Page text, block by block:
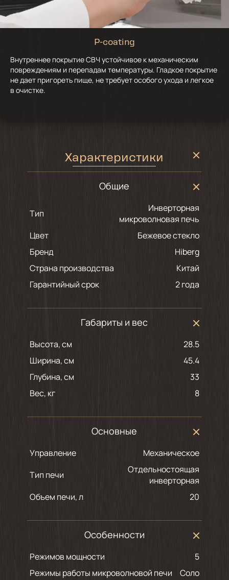
P-coating
Внутреннее покрытие СВЧ устойчивое к механическим
повреждениям и перепадам температуры. Гладкое покрытие
не дает пригореть пище, не требует особого ухода и легкое
в очистке.
Характеристики
Общие
Тип
Инверторная
микроволновая печь
Цвет
бежевое стекло
Бренд
Hiberg
Страна производства
Китай
Гарантийный срок
2 года
Габариты и вес
Высота, см
28.5
Ширина, см
45.4
Глубина, см
33
Вес, кг
8
Основные
Управление
Механическое
Тип печи
Отдельностоящая
инверторная
Объем печи, л
20
Особенности
Режимов мощности
5
Режимы работы микроволновой печи
Соло